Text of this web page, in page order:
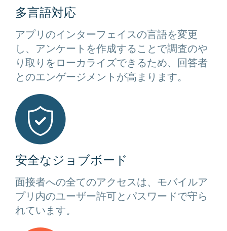
多言語対応
アプリのインターフェイスの言語を変更
し、アンケートを作成することで調査のや
り取りをローカライズできるため、回答者
とのエンゲージメントが高まります。
安全なジョブボード
面接者への全てのアクセスは、モバイルア
プリ内のユーザー許可とパスワードで守ら
れています。